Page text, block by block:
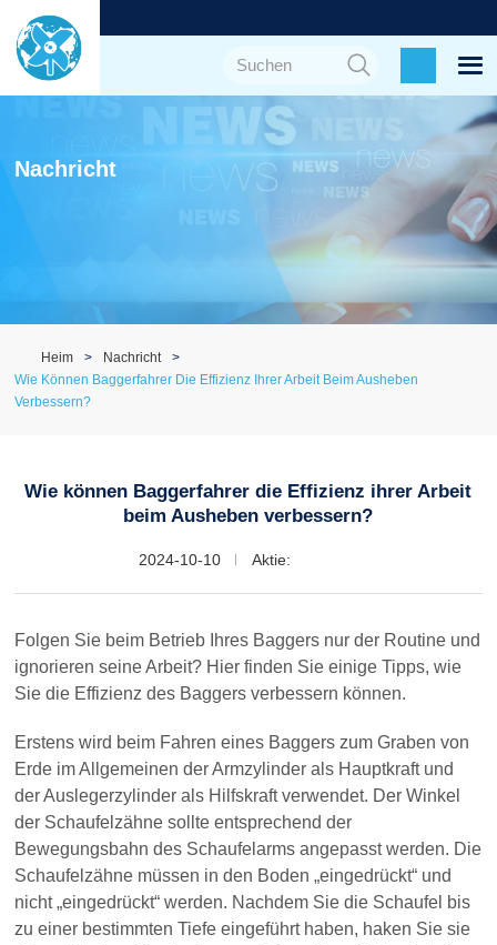
Nachricht
Heim
Nachricht
Wie Können Baggerfahrer Die Effizienz Ihrer Arbeit Beim Ausheben
Verbessern?
Wie können Baggerfahrer die Effizienz ihrer Arbeit
beim Ausheben verbessern?
2024-10-10 Aktie:
Folgen Sie beim Betrieb Ihres Baggers nur der Routine und
ignorieren seine Arbeit? Hier finden Sie einige Tipps, wie
Sie die Effizienz des Baggers verbessern können.
Erstens wird beim Fahren eines Baggers zum Graben von
Erde im Allgemeinen der Armzylinder als Hauptkraft und
der Auslegerzylinder als Hilfskraft verwendet. Der Winkel
der Schaufelzähne sollte entsprechend der
Bewegungsbahn des Schaufelarms angepasst werden. Die
Schaufelzähne müssen in den Boden „eingedrückt“ und
nicht „eingedrückt“ werden. Nachdem Sie die Schaufel bis
zu einer bestimmten Tiefe eingeführt haben, haken Sie sie